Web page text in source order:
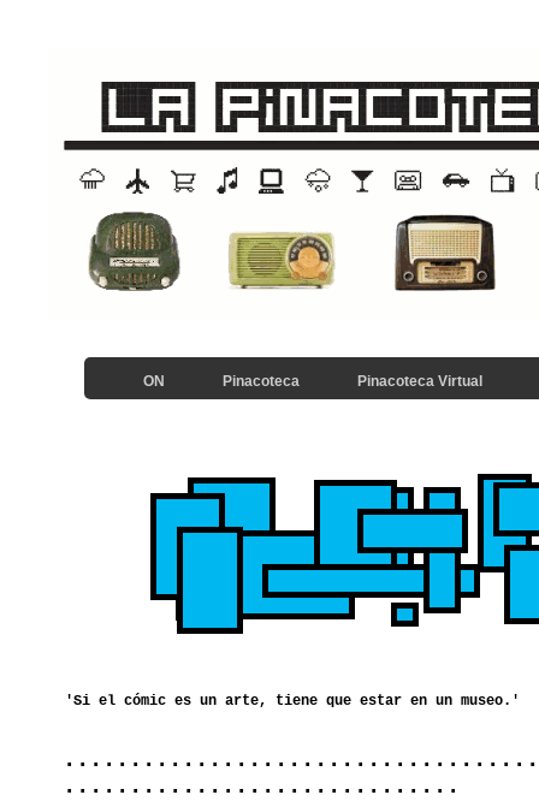
ON Pinacoteca Pinacoteca Virtual
..............................